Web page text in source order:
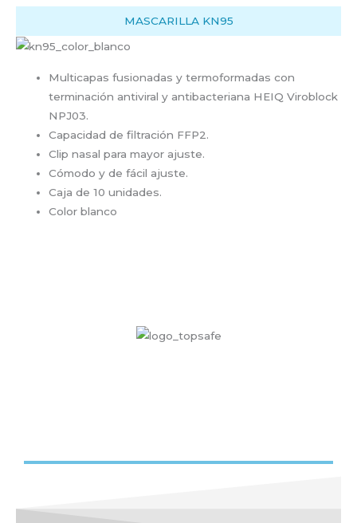
MASCARILLA KN95
Multicapas fusionadas y termoformadas con
terminación antiviral y antibacteriana HEIQ Viroblock
NPJ03.
Capacidad de filtración FFP2.
Clip nasal para mayor ajuste.
Cómodo y de fácil ajuste.
Caja de 10 unidades.
Color blanco